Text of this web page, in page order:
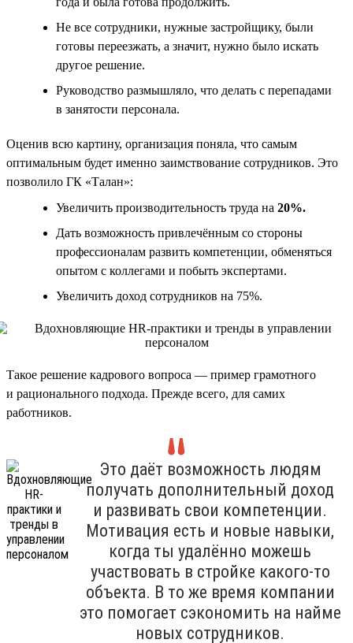
Не все сотрудники, нужные застройщику, были
готовы переезжать, а значит, нужно было искать
другое решение.
Руководство размышляло, что делать с перепадами
в занятости персонала.
Оценив всю картину, организация поняла, что самым
оптимальным будет именно заимствование сотрудников. Это
позволило ГК «Талан»:
Увеличить производительность труда на 20%.
Дать возможность привлечённым со стороны
профессионалам развить компетенции, обменяться
опытом с коллегами и побыть экспертами.
Увеличить доход сотрудников на 75%.
Такое решение кадрового вопроса — пример грамотного
и рационального подхода. Прежде всего, для самих
работников.
Это даёт возможность людям
получать дополнительный доход
и развивать свои компетенции.
Мотивация есть и новые навыки,
когда ты удалённо можешь
участвовать в стройке какого-то
объекта. В то же время компании
это помогает сэкономить на найме
новых сотрудников.